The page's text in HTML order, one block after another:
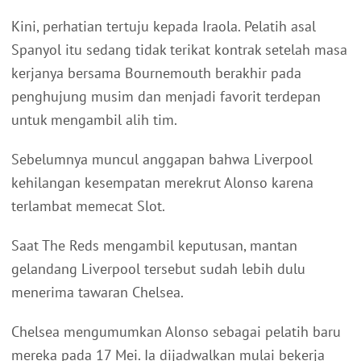
Kini, perhatian tertuju kepada Iraola. Pelatih asal
Spanyol itu sedang tidak terikat kontrak setelah masa
kerjanya bersama Bournemouth berakhir pada
penghujung musim dan menjadi favorit terdepan
untuk mengambil alih tim.
Sebelumnya muncul anggapan bahwa Liverpool
kehilangan kesempatan merekrut Alonso karena
terlambat memecat Slot.
Saat The Reds mengambil keputusan, mantan
gelandang Liverpool tersebut sudah lebih dulu
menerima tawaran Chelsea.
Chelsea mengumumkan Alonso sebagai pelatih baru
mereka pada 17 Mei. Ia dijadwalkan mulai bekerja